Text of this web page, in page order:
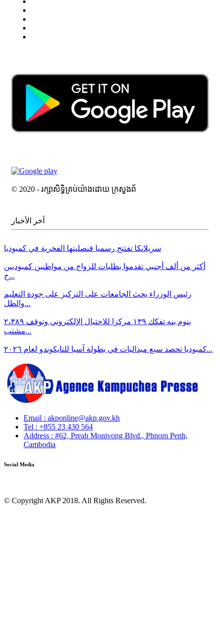
© 2020 - រក្សាសិទ្ធិគ្រប់យ៉ាងដោយ ក្រសួងព័
آخر الأخبار
سريلانكا تفتتح رسميا قنصليتها الفخرية في كمبوديا
أكثر من ألف أجنبي تقدموا بطلبات للزواج من مواطنين كمبوديين
خ...
رئيس الوزراء يحث الجامعات على التركيز على جودة التعليم
والطل...
بنوم بنه تفكك ١٣٩ مركزا للاحتيال الإلكتروني وتوقف ٢،٣٨٩
مشتب...
كمبوديا تحصد سبع ميداليات في بطولة آسيا للتايكوندو لعام ٢٠٢٦...
Email : akponline@akp.gov.kh
​Tel : ​+855 23 430 564
Address : ​#62, Preah Monivong Blvd., Phnom Penh,
Cambodia
Social Media
© Copyright AKP 2018. All Rights Reserved.